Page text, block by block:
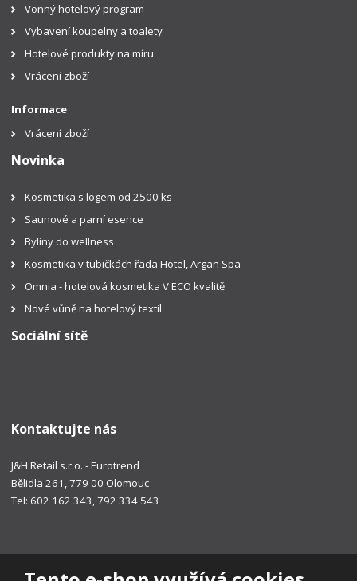
Vonný hotelový program
Vybavení koupelny a toalety
Hotelové produkty na míru
Vrácení zboží
Informace
Vrácení zboží
Novinka
Kosmetika s logem od 2500 ks
Saunové a parní esence
Byliny do wellness
Kosmetika v tubičkách řada Hotel, Argan Spa
Omnia - hotelová kosmetika V ECO kvalitě
Nové vůně na hotelový textil
Sociální sítě
Kontaktujte nás
J&H Retail s.r.o. - Eurotrend
Bělidla 261, 779 00 Olomouc
Tel: 602 162 343, 792 334 543